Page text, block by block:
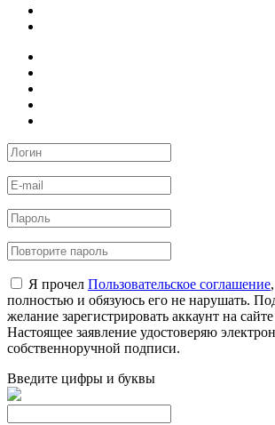
Я прочел Пользовательское соглашение
полностью и обязуюсь его не нарушать.
желание зарегистрировать аккаунт на
Настоящее заявление удостоверяю
собственноручной подписи.
Введите цифры и буквы